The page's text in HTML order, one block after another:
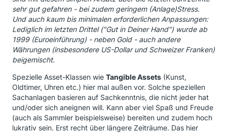
sehr gut gefahren - bei zudem geringem (Anlage)Stress.
Und auch kaum bis minimalen erforderlichen Anpassungen:
Lediglich im letzten Drittel ("Gut in Deiner Hand") wurde ab
1999 (Euroeinführung) - neben Gold - auch andere
Währungen (insbesondere US-Dollar und Schweizer Franken)
beigemischt.
Spezielle Asset-Klassen wie Tangible Assets (Kunst,
Oldtimer, Uhren etc.) hier mal außen vor. Solche speziellen
Sachanlagen basieren auf Sachkenntnis, die nicht jeder hat
und/oder sich aneignen will. Kann aber viel Spaß und Freude
(auch als Sammler beispielsweise) bereiten und zudem hoch
lukrativ sein. Erst recht über längere Zeiträume. Das hier